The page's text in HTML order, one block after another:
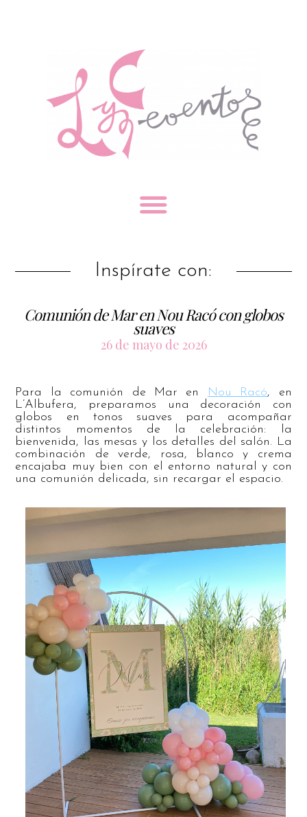
Inspírate con:
Comunión de Mar en Nou Racó con globos
suaves
26 de mayo de 2026
Para la comunión de Mar en Nou Racó, en
L’Albufera, preparamos una decoración con
globos en tonos suaves para acompañar
distintos momentos de la celebración: la
bienvenida, las mesas y los detalles del salón. La
combinación de verde, rosa, blanco y crema
encajaba muy bien con el entorno natural y con
una comunión delicada, sin recargar el espacio.